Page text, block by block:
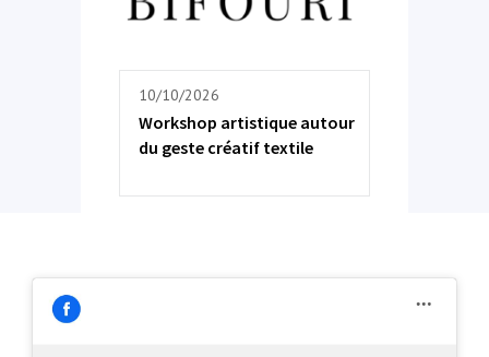
10/10/2026
Workshop artistique autour
du geste créatif textile